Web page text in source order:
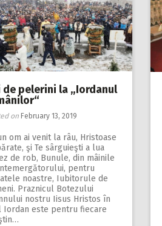
de pelerini la „Iordanul
on February 13, 2019
om ai venit la râu, Hristoase
şi Te sârguieşti a lua
de rob, Bunule, din mâinile
pentru
noastre, Iubitorule de
Praznicul Botezului
nostru Iisus Hristos în
Iordan este pentru fiecare